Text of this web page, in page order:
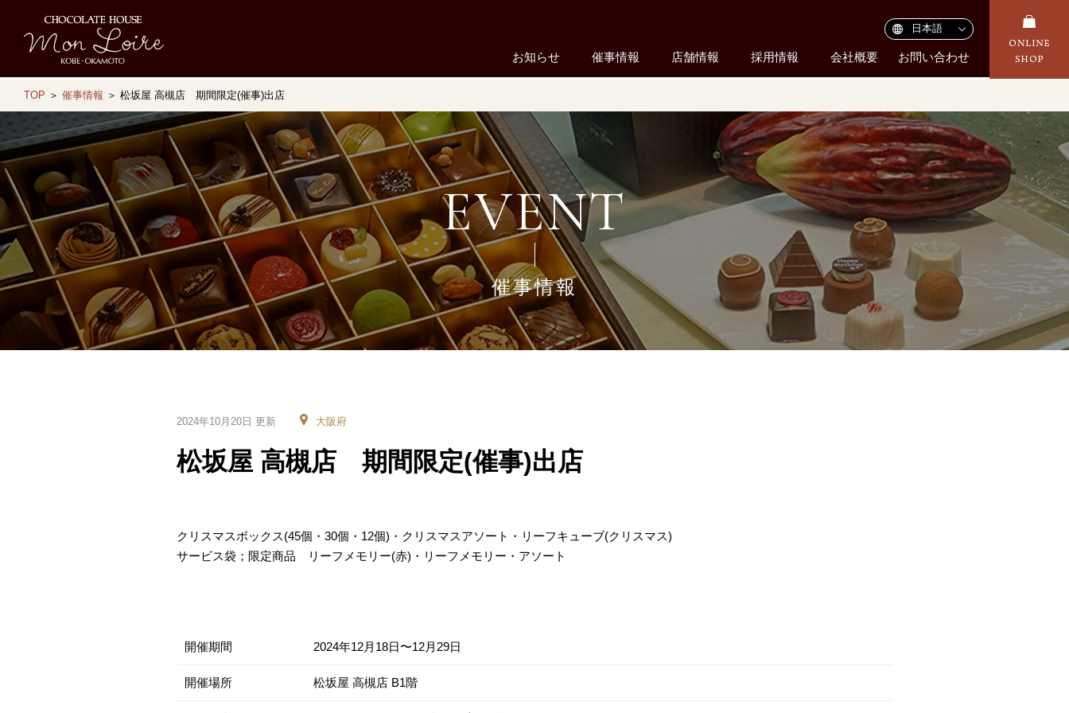
お知らせ 催事情報 店舗情報 採用情報 会社概要 お問い合わせ
TOP ＞ 催事情報 ＞ 松坂屋 高槻店 期間限定(催事)出店
EVENT
催事情報
2024年10月20日 更新 大阪府
松坂屋 高槻店 期間限定(催事)出店
クリスマスボックス(45個・30個・12個)・クリスマスアソート・リーフキューブ(クリスマス)
サービス袋；限定商品 リーフメモリー(赤)・リーフメモリー・アソート
開催期間 2024年12月18日〜12月29日
開催場所 松坂屋 高槻店 B1階